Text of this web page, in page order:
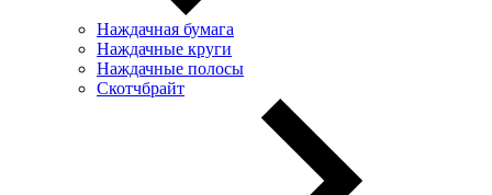
Наждачная бумага
Наждачные круги
Наждачные полосы
Скотчбрайт